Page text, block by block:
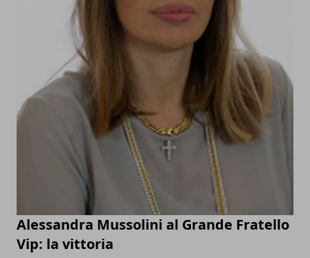
Alessandra Mussolini al Grande Fratello
Vip: la vittoria